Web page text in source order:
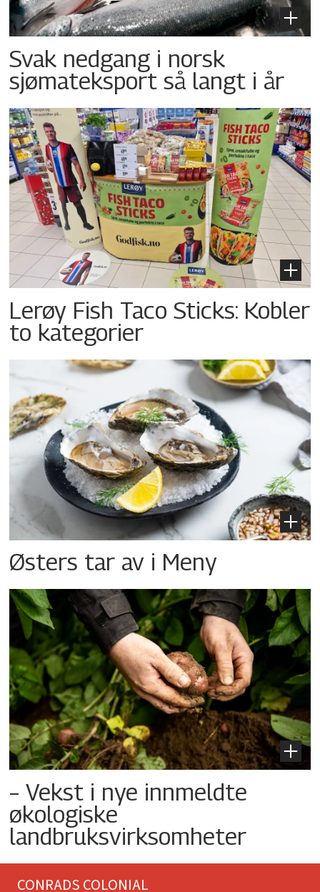
Svak nedgang i norsk
sjømateksport så langt i år
Lerøy Fish Taco Sticks: Kobler
to kategorier
Østers tar av i Meny
– Vekst i nye innmeldte
økologiske
landbruksvirksomheter
CONRADS COLONIAL